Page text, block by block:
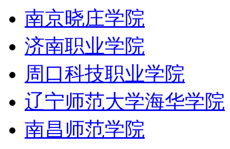
南京晓庄学院
济南职业学院
周口科技职业学院
辽宁师范大学海华学院
南昌师范学院